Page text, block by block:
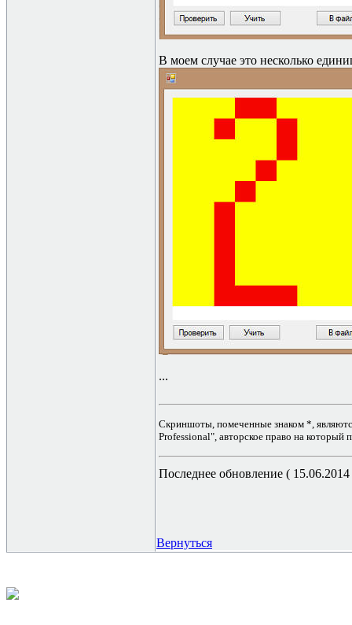
В моем случае это несколько
...
Скриншоты, помеченные знаком *,
Professional", авторское право на
Последнее обновление ( 15.06.2014
Вернуться